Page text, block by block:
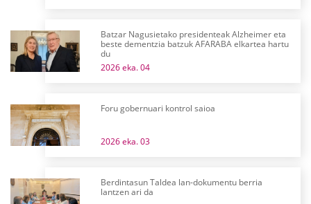
Batzar Nagusietako presidenteak Alzheimer eta
beste dementzia batzuk AFARABA elkartea hartu
du
2026 eka. 04
Foru gobernuari kontrol saioa
2026 eka. 03
Berdintasun Taldea lan-dokumentu berria
lantzen ari da